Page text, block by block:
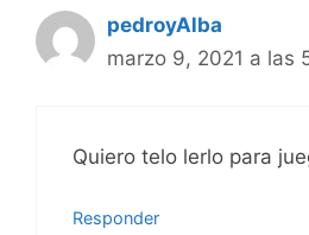
pedroyAlba
marzo 9, 2021 a las
Quiero telo lerlo para
Responder